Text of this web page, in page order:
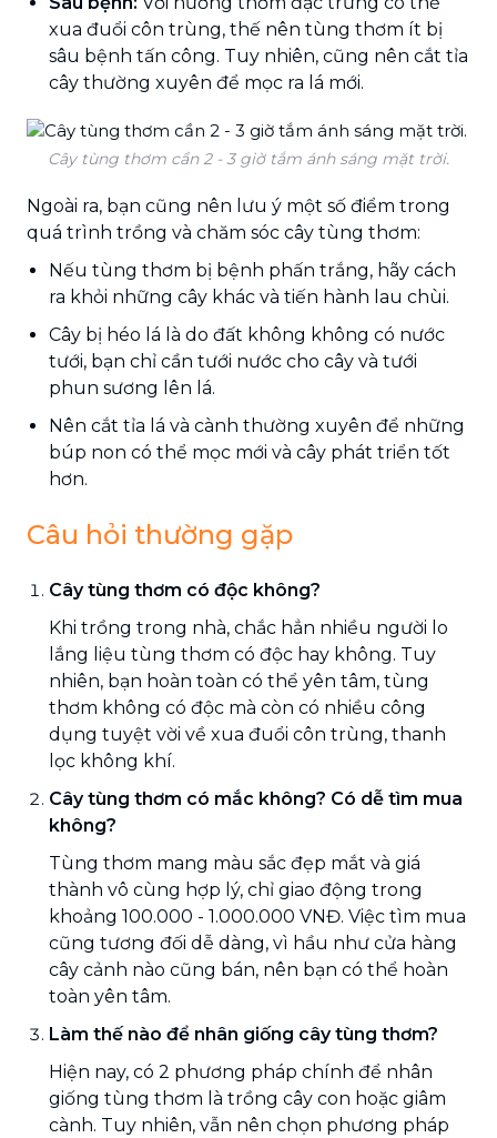
xua đuổi côn trùng, thế nên tùng thơm ít bị
sâu bệnh tấn công. Tuy nhiên, cũng nên cắt tỉa
cây thường xuyên để mọc ra lá mới.
Cây tùng thơm cần 2 - 3 giờ tắm ánh sáng mặt trời.
Ngoài ra, bạn cũng nên lưu ý một số điểm trong
quá trình trồng và chăm sóc cây tùng thơm:
Nếu tùng thơm bị bệnh phấn trắng, hãy cách
ra khỏi những cây khác và tiến hành lau chùi.
Cây bị héo lá là do đất không không có nước
tưới, bạn chỉ cần tưới nước cho cây và tưới
phun sương lên lá.
Nên cắt tỉa lá và cành thường xuyên để những
búp non có thể mọc mới và cây phát triển tốt
hơn.
Câu hỏi thường gặp
Cây tùng thơm có độc không?
Khi trồng trong nhà, chắc hẳn nhiều người lo
lắng liệu tùng thơm có độc hay không. Tuy
nhiên, bạn hoàn toàn có thể yên tâm, tùng
thơm không có độc mà còn có nhiều công
dụng tuyệt vời về xua đuổi côn trùng, thanh
lọc không khí.
Cây tùng thơm có mắc không? Có dễ tìm mua
không?
Tùng thơm mang màu sắc đẹp mắt và giá
thành vô cùng hợp lý, chỉ giao động trong
khoảng 100.000 - 1.000.000 VNĐ. Việc tìm mua
cũng tương đối dễ dàng, vì hầu như cửa hàng
cây cảnh nào cũng bán, nên bạn có thể hoàn
toàn yên tâm.
Làm thế nào để nhân giống cây tùng thơm?
Hiện nay, có 2 phương pháp chính để nhân
giống tùng thơm là trồng cây con hoặc giâm
cành. Tuy nhiên, vẫn nên chọn phương pháp